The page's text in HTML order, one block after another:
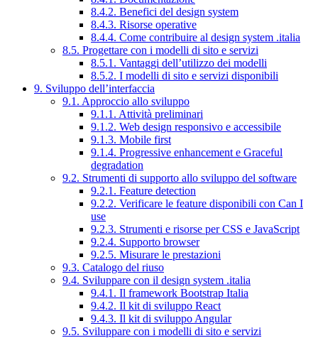
8.4.2. Benefici del design system
8.4.3. Risorse operative
8.4.4. Come contribuire al design system .italia
8.5. Progettare con i modelli di sito e servizi
8.5.1. Vantaggi dell’utilizzo dei modelli
8.5.2. I modelli di sito e servizi disponibili
9. Sviluppo dell’interfaccia
9.1. Approccio allo sviluppo
9.1.1. Attività preliminari
9.1.2. Web design responsivo e accessibile
9.1.3. Mobile first
9.1.4. Progressive enhancement e Graceful
degradation
9.2. Strumenti di supporto allo sviluppo del software
9.2.1. Feature detection
9.2.2. Verificare le feature disponibili con Can I
use
9.2.3. Strumenti e risorse per CSS e JavaScript
9.2.4. Supporto browser
9.2.5. Misurare le prestazioni
9.3. Catalogo del riuso
9.4. Sviluppare con il design system .italia
9.4.1. Il framework Bootstrap Italia
9.4.2. Il kit di sviluppo React
9.4.3. Il kit di sviluppo Angular
9.5. Sviluppare con i modelli di sito e servizi